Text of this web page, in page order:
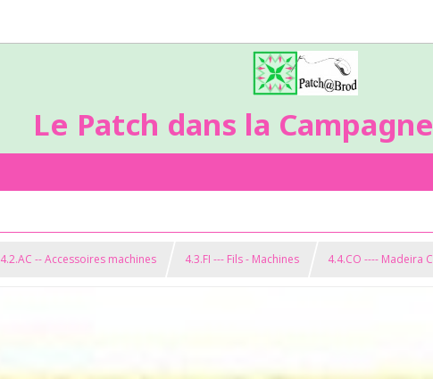
Le Patch dans la
4.2.AC -- Accessoires machines 4.3.FI --- Fils - Machines 4.4.CO ---- Madeira